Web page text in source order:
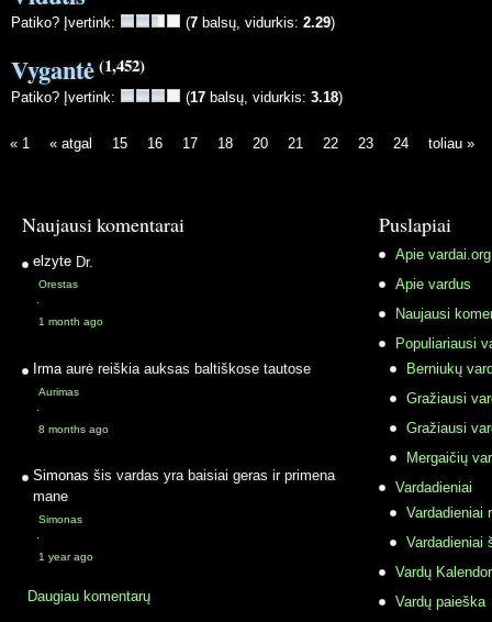
Patiko? Įvertink: (7 balsų, vidurkis: 2.29)
Vygantė(1,452)
Patiko? Įvertink: (17 balsų, vidurkis: 3.18)
« 1 « atgal 15 16 17 18 20 21 22 23 24 toliau »
Naujausi komentarai
elzyte Dr.
Orestas
·
1 month ago
Irma aurė reiškia auksas baltiškose tautose
Aurimas
·
8 months ago
Simonas šis vardas yra baisiai geras ir primena
mane
Simonas
·
1 year ago
Daugiau komentarų
Puslapiai
Apie vardai.org
Apie vardus
Naujausi
Populiariausi
Berniukų
Gražiausi
Gražiausi
Mergaičių
Vardadieniai
Vardadieniai
Vardadieniai
Vardų
Vardų paieška